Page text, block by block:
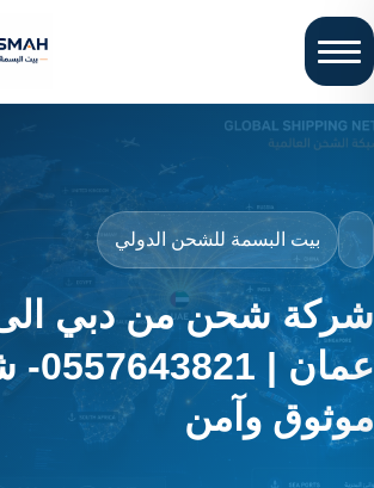
بيت البسمة للشحن الدولي
شركة شحن من دبي
عمان |
موثوق وآمن